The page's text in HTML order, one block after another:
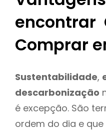
encontrar
Comprar
Sustentabilidade,
descarbonização
é excepção. São
ordem do dia e